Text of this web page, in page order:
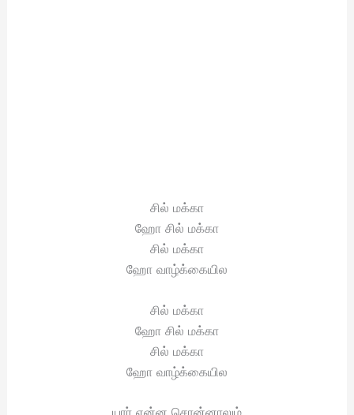
சில் மக்கா
ஹோ சில் மக்கா
சில் மக்கா
ஹோ வாழ்க்கையில
சில் மக்கா
ஹோ சில் மக்கா
சில் மக்கா
ஹோ வாழ்க்கையில